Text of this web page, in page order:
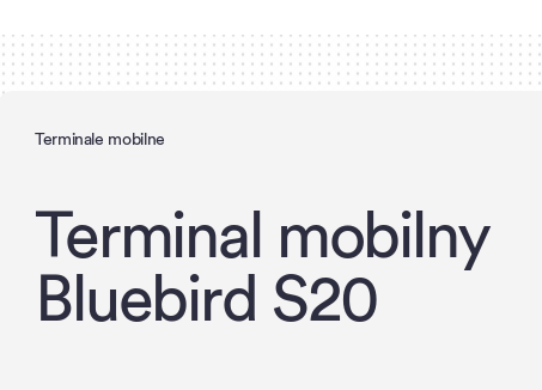
Terminale mobilne
Termina mobi ny
Bl uebird S20